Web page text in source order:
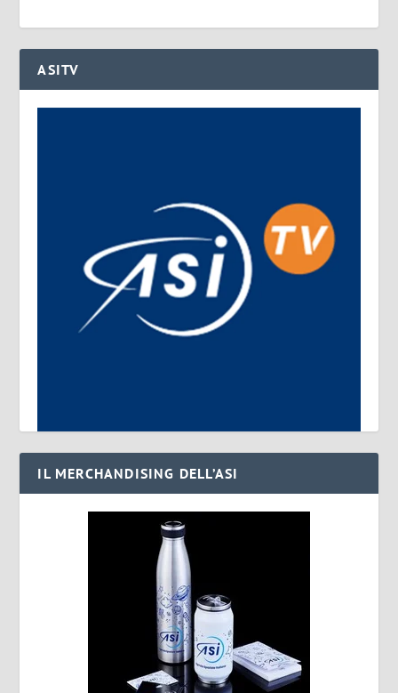
ASITV
IL MERCHANDISING DELL’ASI